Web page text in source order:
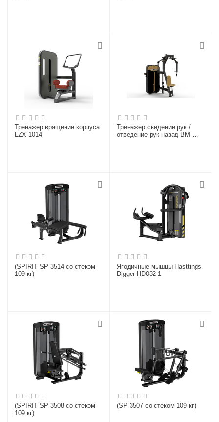
Тренажер вращение корпуса
LZX-1014
Тренажер сведение рук /
отведение рук назад BM-
(SPIRIT SP-3514 со стеком
109 кг)
Ягодичные мышцы Hasttings
Digger HD032-1
(SPIRIT SP-3508 со стеком
109 кг)
(SP-3507 со стеком 109 кг)